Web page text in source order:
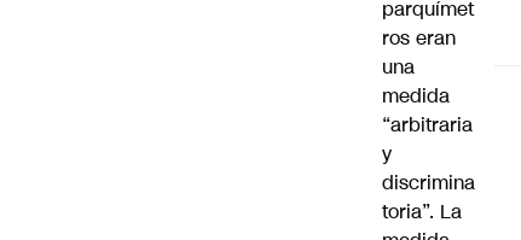
parquímet
ros eran
una
medida
“arbitraria
y
discrimina
toria”. La